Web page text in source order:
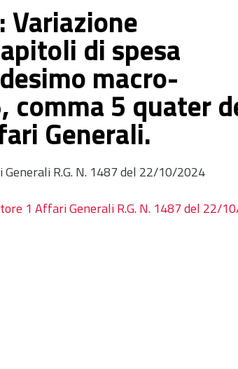
di spesa
macro-
comma 5 quater
Generali.
R.G. N. 1487 del 22/10/2024
1 Affari Generali R.G. N. 1487 del 22/